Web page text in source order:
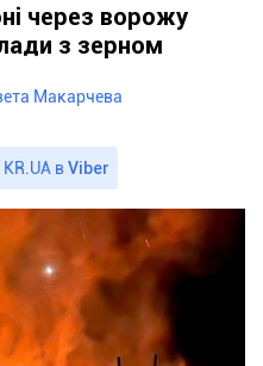
через ворожу
з зерном
Макарчева
вViber